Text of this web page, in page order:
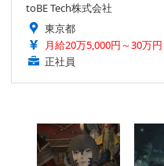
toBE Tech株式会社
東京都
月給20万5,000円～30万円
正社員